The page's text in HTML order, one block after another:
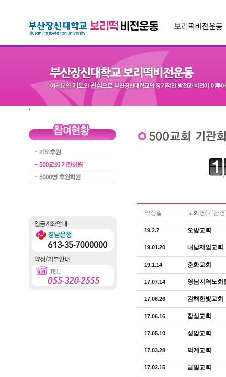
/
약정일 교회명(기관
19.2.7 오방교회
19.01.20 내남제일교회
19.1.14 춘화교회
17.07.14 영남지역노회
17.06.26 김해한빛교회
17.06.16 잠실교회
17.05.10 성암교회
17.03.28 덕계교회
17.02.15 금빛교회